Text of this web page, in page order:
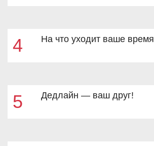
4 На что уходит ваше время
5 Дедлайн — ваш друг!